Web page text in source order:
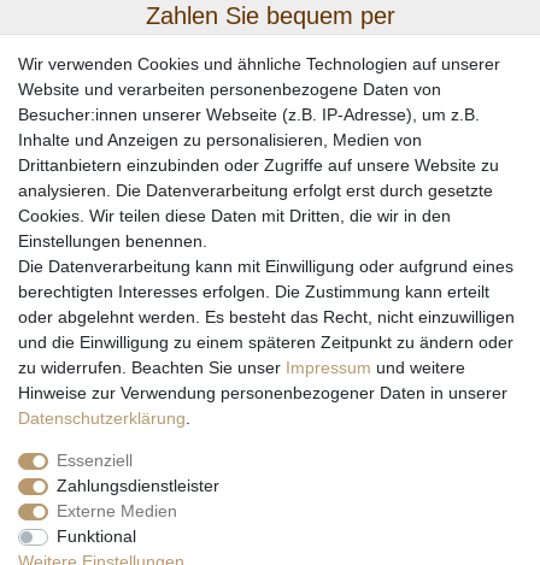
Zahlen Sie bequem per
Wir versenden mit
* Alle Preise inkl. gesetzl. Mehrwertsteuer zzgl. Versandkosten und ggf.
Nachnahmegebühren, wenn nicht anders beschrieben
Wir verwenden Cookies und ähnliche Technologien auf unserer
Website und verarbeiten personenbezogene Daten von
Besucher:innen unserer Webseite (z.B. IP-Adresse), um z.B.
Inhalte und Anzeigen zu personalisieren, Medien von
Drittanbietern einzubinden oder Zugriffe auf unsere Website zu
analysieren. Die Datenverarbeitung erfolgt erst durch gesetzte
Cookies. Wir teilen diese Daten mit Dritten, die wir in den
Einstellungen benennen.
Die Datenverarbeitung kann mit Einwilligung oder aufgrund eines
berechtigten Interesses erfolgen. Die Zustimmung kann erteilt
oder abgelehnt werden. Es besteht das Recht, nicht einzuwilligen
und die Einwilligung zu einem späteren Zeitpunkt zu ändern oder
zu widerrufen. Beachten Sie unser Impressum und weitere
Hinweise zur Verwendung personenbezogener Daten in unserer
Daten­schutz­erklärung
Essenziell
Zahlungsdienstleister
Externe Medien
Funktional